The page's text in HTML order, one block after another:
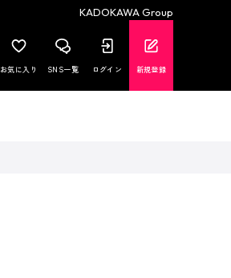
KADOKAWA Group
お気に入り SNS一覧 ログイン 新規登録